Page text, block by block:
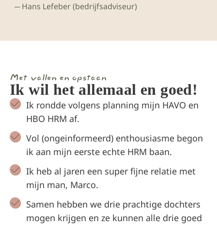
─ Hans Lefeber (bedrijfsadviseur)
Met vallen en opstaan
Ik wil het allemaal en goed!
Ik rondde volgens planning mijn HAVO en
HBO HRM af.
Vol (ongeinformeerd) enthousiasme begon
ik aan mijn eerste echte HRM baan.
Ik heb al jaren een super fijne relatie met
mijn man, Marco.
Samen hebben we drie prachtige dochters
mogen krijgen en ze kunnen alle drie goed